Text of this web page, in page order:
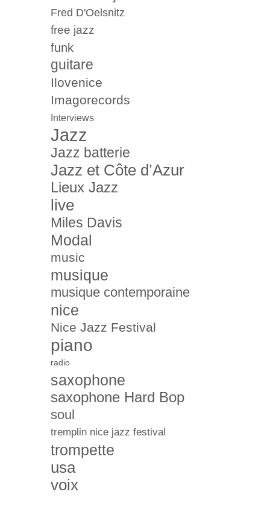
Fred D'Oelsnitz
free jazz
funk
guitare
Ilovenice
Imagorecords
Interviews
Jazz
Jazz batterie
Jazz et Côte d’Azur
Lieux Jazz
live
Miles Davis
Modal
music
musique
musique contemporaine
nice
Nice Jazz Festival
piano
radio
saxophone
saxophone Hard Bop
soul
tremplin nice jazz festival
trompette
usa
voix